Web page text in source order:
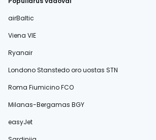
airBaltic
Viena VIE
Ryanair
Londono Stanstedo oro uostas STN
Roma Fiumicino FCO
Milanas-Bergamas BGY
easyJet